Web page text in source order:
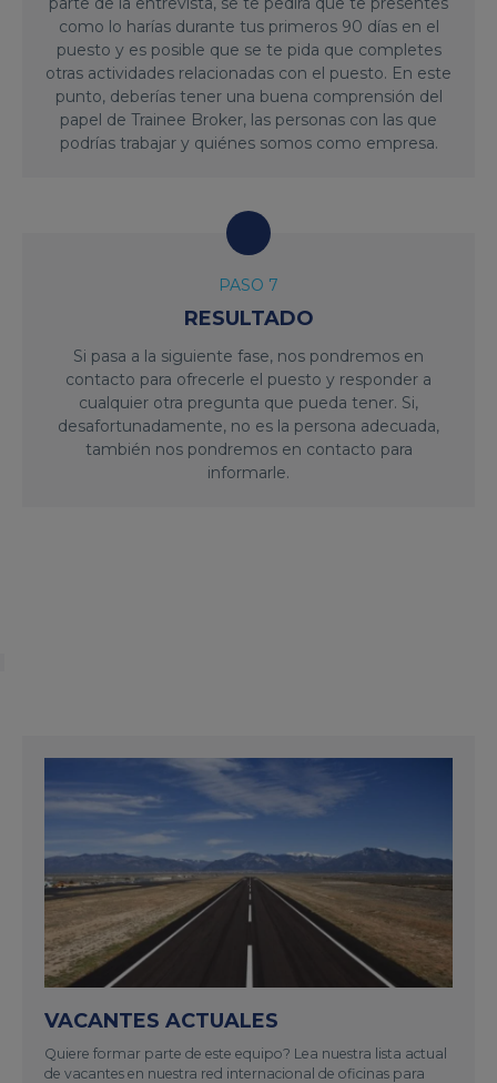
como lo harías durante tus primeros 90 días en el
puesto y es posible que se te pida que completes
otras actividades relacionadas con el puesto. En este
punto, deberías tener una buena comprensión del
papel de Trainee Broker, las personas con las que
podrías trabajar y quiénes somos como empresa.
PASO 7
RESULTADO
Si pasa a la siguiente fase, nos pondremos en
contacto para ofrecerle el puesto y responder a
cualquier otra pregunta que pueda tener. Si,
desafortunadamente, no es la persona adecuada,
también nos pondremos en contacto para
informarle.
VACANTES ACTUALES
Quiere formar parte de este equipo? Lea nuestra lista actual
de vacantes en nuestra red internacional de oficinas para